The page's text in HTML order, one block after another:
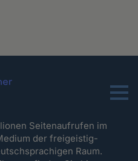
Menu
Seitenaufrufen im
der freigeistig-
Raum.